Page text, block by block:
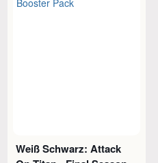
Weiß Schwarz: Attack